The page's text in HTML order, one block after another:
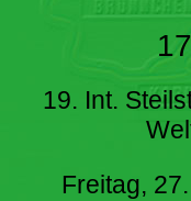
19. Int.
Freitag,